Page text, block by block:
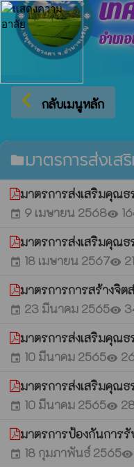
เท
อำเภ
arrow_back_ios กลับเมนูหลัก
folderมาตรการส่งเส
มาตรการส่งเสริมคุณ
event 9 เมษายน 2568visibility
มาตรการส่งเสริมคุณ
event 18 เมษายน 2567visibility
มาตรการการสร้างจิ
event 23 มีนาคม 2565visibility
มาตรการส่งเสริมคุณ
event 10 มีนาคม 2565visibility
มาตรการส่งเสริมคุณ
event 10 มีนาคม 2565visibility
มาตรการป้องกันการ
event 18 กุมภาพันธ์ 2565visibility